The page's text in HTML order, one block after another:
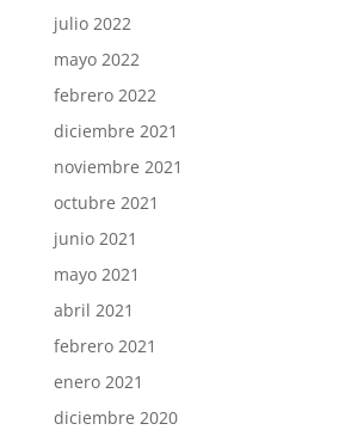
julio 2022
mayo 2022
febrero 2022
diciembre 2021
noviembre 2021
octubre 2021
junio 2021
mayo 2021
abril 2021
febrero 2021
enero 2021
diciembre 2020